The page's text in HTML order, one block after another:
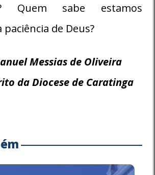
Quem sabe estamos
de Deus?
Messias de Oliveira
da Diocese de Caratinga